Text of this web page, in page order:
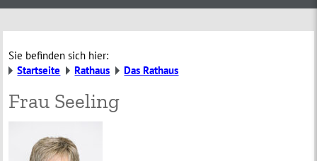
Sie befinden sich hier:
Startseite
Rathaus Das Rathaus
Frau Seeling